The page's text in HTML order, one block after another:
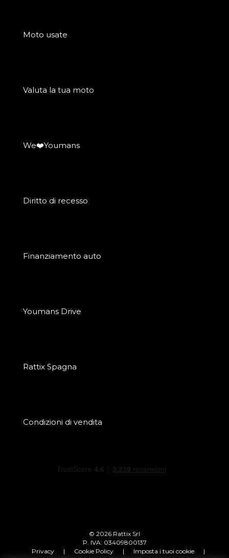
Moto usate
Valuta la tua moto
We❤️Youmans
Diritto di recesso
Finanziamento auto
Youmans Drive
Rattix Spagna
Condizioni di vendita
© 2026 Rattix Srl
P. IVA: 03409800137
Privacy
| Cookie Policy | Imposta i tuoi cookie
|